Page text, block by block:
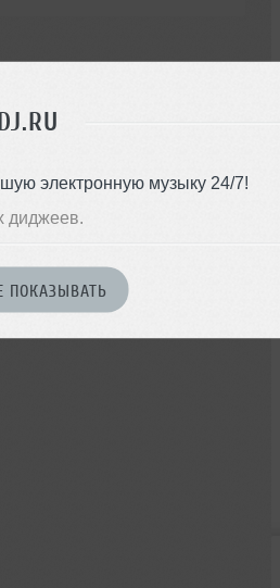
электронную музыку 24/7!
диджеев.
ПОКАЗЫВАТЬ
Добавлен: 01 декабря 2014, 16:53
BPM: 122